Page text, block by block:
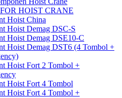
HOIST CRANE
Hoist China
Hoist Demag DSC-S
Hoist Demag DSE10-C
Hoist Demag DST6 (4 Tombol +
Hoist Fort 2 Tombol +
Hoist Fort 4 Tombol
Hoist Fort 4 Tombol +